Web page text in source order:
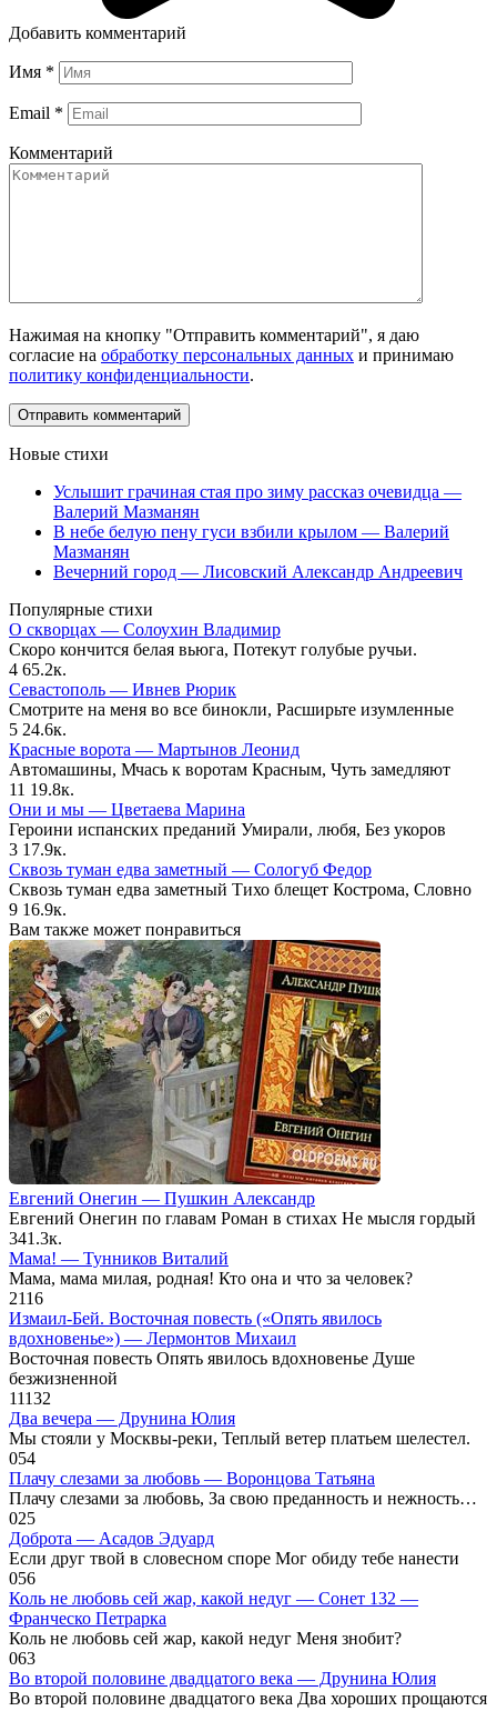
Добавить комментарий
Имя *
Email *
Комментарий
Нажимая на кнопку "Отправить комментарий", я даю
согласие на обработку персональных данных и принимаю
политику конфиденциальности.
Новые стихи
Услышит грачиная стая про зиму рассказ очевидца —
Валерий Мазманян
В небе белую пену гуси взбили крылом — Валерий
Мазманян
Вечерний город — Лисовский Александр Андреевич
Популярные стихи
О скворцах — Солоухин Владимир
Скоро кончится белая вьюга, Потекут голубые ручьи.
4 65.2к.
Севастополь — Ивнев Рюрик
Смотрите на меня во все бинокли, Расширьте изумленные
5 24.6к.
Красные ворота — Мартынов Леонид
Автомашины, Мчась к воротам Красным, Чуть замедляют
11 19.8к.
Они и мы — Цветаева Марина
Героини испанских преданий Умирали, любя, Без укоров
3 17.9к.
Сквозь туман едва заметный — Сологуб Федор
Сквозь туман едва заметный Тихо блещет Кострома, Словно
9 16.9к.
Вам также может понравиться
Евгений Онегин — Пушкин Александр
Евгений Онегин по главам Роман в стихах Не мысля гордый
341.3к.
Мама! — Тунников Виталий
Мама, мама милая, родная! Кто она и что за человек?
2116
Измаил-Бей. Восточная повесть («Опять явилось
вдохновенье») — Лермонтов Михаил
Восточная повесть Опять явилось вдохновенье Душе
безжизненной
11132
Два вечера — Друнина Юлия
Мы стояли у Москвы-реки, Теплый ветер платьем шелестел.
054
Плачу слезами за любовь — Воронцова Татьяна
Плачу слезами за любовь, За свою преданность и нежность…
025
Доброта — Асадов Эдуард
Если друг твой в словесном споре Мог обиду тебе нанести
056
Коль не любовь сей жар, какой недуг — Сонет 132 —
Франческо Петрарка
Коль не любовь сей жар, какой недуг Меня знобит?
063
Во второй половине двадцатого века — Друнина Юлия
Во второй половине двадцатого века Два хороших прощаются